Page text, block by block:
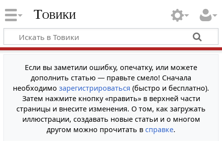
Товики
Если вы заметили ошибку, опечатку, или можете
дополнить статью — правьте смело! Сначала
необходимо зарегистрироваться (быстро и бесплатно).
Затем нажмите кнопку «править» в верхней части
страницы и внесите изменения. О том, как загружать
иллюстрации, создавать новые статьи и о многом
другом можно прочитать в справке.